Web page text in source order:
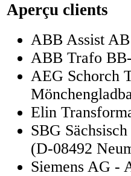
Aperçu clients
ABB Assist AB
ABB Trafo
AEG Schorch
Elin
SBG
(D-08492
Siemens AG -